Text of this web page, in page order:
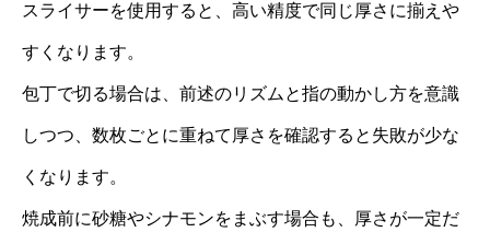
スライサーを使用すると、高い精度で同じ厚さに揃えや
すくなります。
包丁で切る場合は、前述のリズムと指の動かし方を意識
しつつ、数枚ごとに重ねて厚さを確認すると失敗が少な
くなります。
焼成前に砂糖やシナモンをまぶす場合も、厚さが一定だ